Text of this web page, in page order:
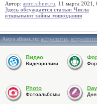
Автор: astro.sibnet.ru , 11 марта 2021,
Здесь обсуждается статья: Числа
открывают тайны мироздания
Astro.sibnet.ru:астрология,
Видео
Видеоролики
Photo
Фотоальбомы
Day